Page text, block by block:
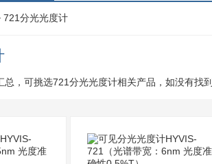
721分光光度计
总，可挑选721分光光度计相关产品，如没有